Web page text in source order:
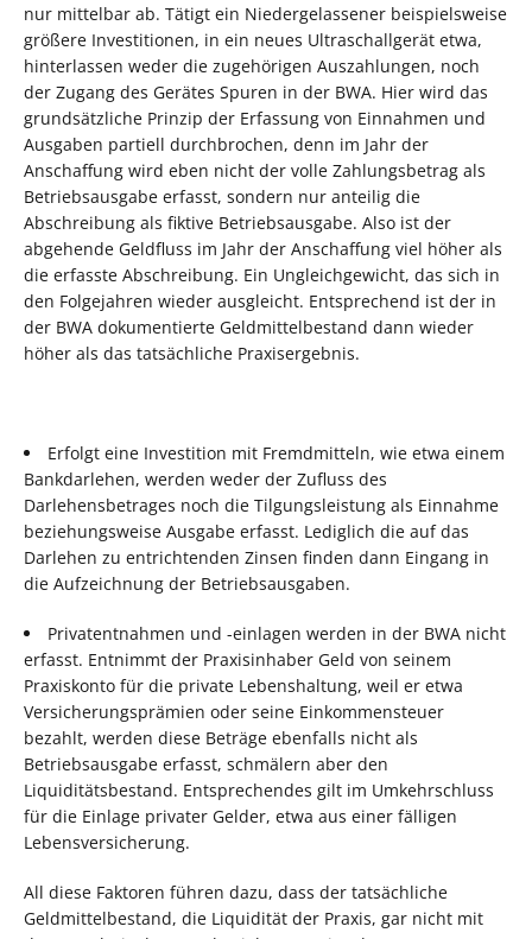
nur mittelbar ab. Tätigt ein Niedergelassener beispielsweise
größere Investitionen, in ein neues Ultraschallgerät etwa,
hinterlassen weder die zugehörigen Auszahlungen, noch
der Zugang des Gerätes Spuren in der BWA. Hier wird das
grundsätzliche Prinzip der Erfassung von Einnahmen und
Ausgaben partiell durchbrochen, denn im Jahr der
Anschaffung wird eben nicht der volle Zahlungsbetrag als
Betriebsausgabe erfasst, sondern nur anteilig die
Abschreibung als fiktive Betriebsausgabe. Also ist der
abgehende Geldfluss im Jahr der Anschaffung viel höher als
die erfasste Abschreibung. Ein Ungleichgewicht, das sich in
den Folgejahren wieder ausgleicht. Entsprechend ist der in
der BWA dokumentierte Geldmittelbestand dann wieder
höher als das tatsächliche Praxisergebnis.
Erfolgt eine Investition mit Fremdmitteln, wie etwa einem
Bankdarlehen, werden weder der Zufluss des
Darlehensbetrages noch die Tilgungsleistung als Einnahme
beziehungsweise Ausgabe erfasst. Lediglich die auf das
Darlehen zu entrichtenden Zinsen finden dann Eingang in
die Aufzeichnung der Betriebsausgaben.
Privatentnahmen und -einlagen werden in der BWA nicht
erfasst. Entnimmt der Praxisinhaber Geld von seinem
Praxiskonto für die private Lebenshaltung, weil er etwa
Versicherungsprämien oder seine Einkommensteuer
bezahlt, werden diese Beträge ebenfalls nicht als
Betriebsausgabe erfasst, schmälern aber den
Liquiditätsbestand. Entsprechendes gilt im Umkehrschluss
für die Einlage privater Gelder, etwa aus einer fälligen
Lebensversicherung.
All diese Faktoren führen dazu, dass der tatsächliche
Geldmittelbestand, die Liquidität der Praxis, gar nicht mit